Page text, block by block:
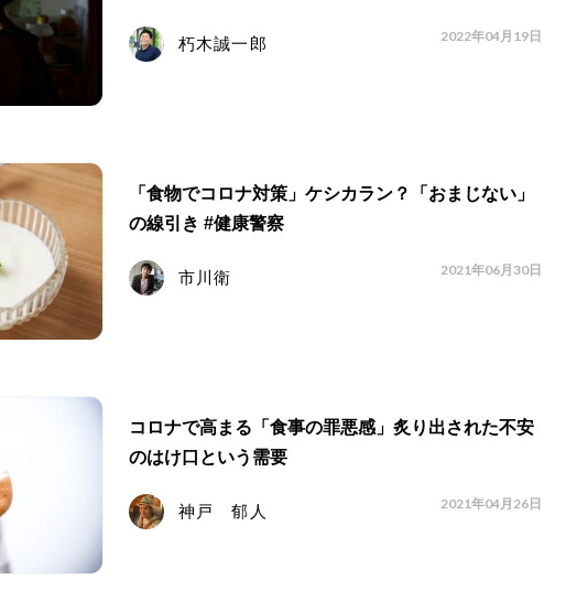
朽木誠一郎 2022年04月19日
「食物でコロナ対策」ケシカラン？「おまじない」
の線引き #健康警察
市川衛 2021年06月30日
コロナで高まる「食事の罪悪感」炙り出された不安
のはけ口という需要
神戸 郁人 2021年04月26日